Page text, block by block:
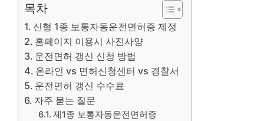
목차
신형 1종 보통자동운전면허증 제정
홈페이지 이용시 사진사양
운전면허 갱신 신청 방법
온라인 vs 면허신청센터 vs 경찰서
운전면허 갱신 수수료
자주 묻는 질문
제1종 보통자동운전면허증